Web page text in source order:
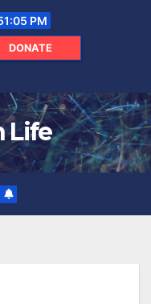
PM
DONATE
Life